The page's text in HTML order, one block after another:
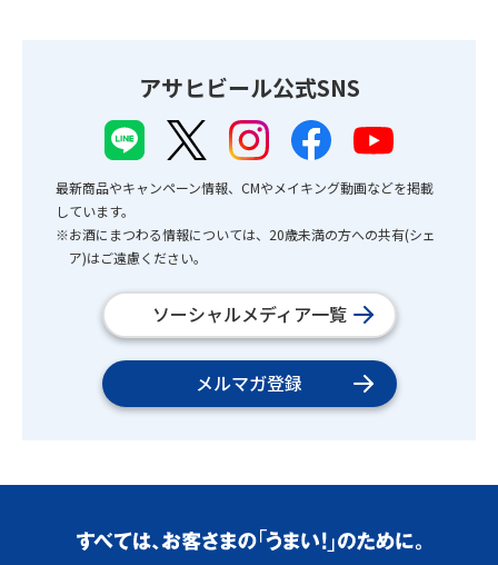
アサヒビール公式SNS
最新商品やキャンペーン情報、CMやメイキング動画などを掲載
しています。
※お酒にまつわる情報については、20歳未満の方への共有(シェ
ア)はご遠慮ください。
ソーシャルメディア一覧
メルマガ登録